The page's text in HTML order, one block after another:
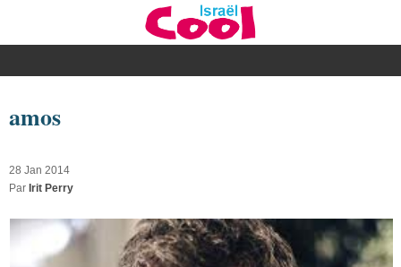
amos
28 Jan 2014
Par Irit Perry